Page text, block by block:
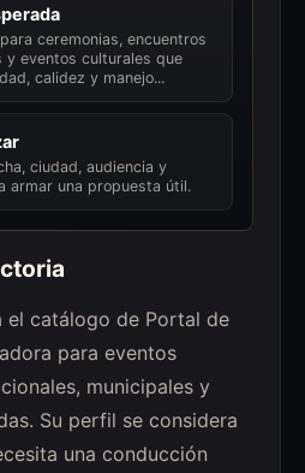
ceremonias, encuentros
y eventos culturales que
calidez y manejo...
ciudad, audiencia y
armar una propuesta útil.
el catálogo de Portal de
para eventos
municipales y
Su perfil se considera
una conducción